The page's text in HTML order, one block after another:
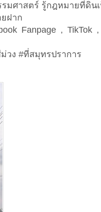
มศาสตร์ รู้กฎหมายที่ดิน
ฝาก
Fanpage ,
วง #ที่สมุทรปราการ